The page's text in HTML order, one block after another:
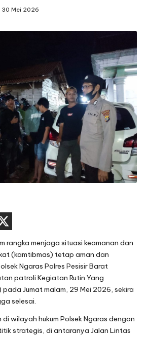
30 Mei 2026
rangka menjaga situasi keamanan dan
(kamtibmas) tetap aman dan
Ngaras Polres Pesisir Barat
patroli Kegiatan Rutin Yang
pada Jumat malam, 29 Mei 2026, sekira
selesai.
wilayah hukum Polsek Ngaras dengan
strategis, di antaranya Jalan Lintas